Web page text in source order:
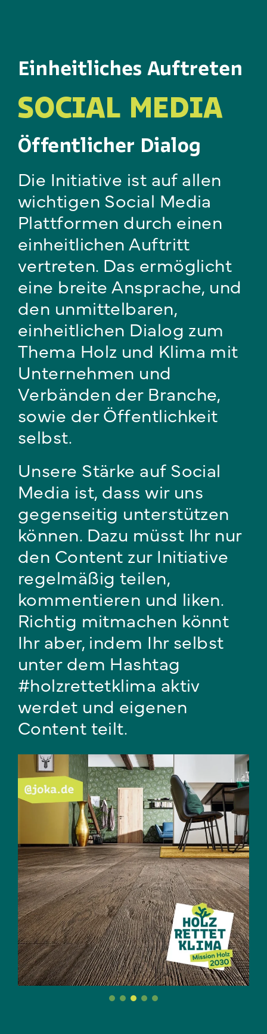
Einheitliches Auftreten
SOCIAL MEDIA
Öffentlicher Dialog
Die Initiative ist auf allen
wichtigen Social Media
Plattformen durch einen
einheitlichen Auftritt
vertreten. Das ermöglicht
eine breite Ansprache, und
den unmittelbaren,
einheitlichen Dialog zum
Thema Holz und Klima mit
Unternehmen und
Verbänden der Branche,
sowie der Öffentlichkeit
selbst.
Unsere Stärke auf Social
Media ist, dass wir uns
gegenseitig unterstützen
können. Dazu müsst Ihr nur
den Content zur Initiative
regelmäßig teilen,
kommentieren und liken.
Richtig mitmachen könnt
Ihr aber, indem Ihr selbst
unter dem Hashtag
#holzrettetklima aktiv
werdet und eigenen
Content teilt.